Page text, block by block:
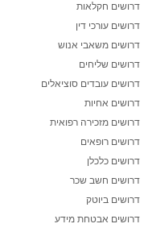
דרושים חקלאות
דרושים עורכי דין
דרושים משאבי אנוש
דרושים שליחים
דרושים עובדים סוציאלים
דרושים אחיות
דרושים מזכירה רפואית
דרושים רופאים
דרושים כלכלן
דרושים חשב שכר
דרושים ביוטק
דרושים אבטחת מידע